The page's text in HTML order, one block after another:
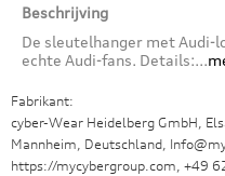
Beschrijving
De sleutelhanger met Audi-
echte Audi-fans. Details:...
Fabrikant:
cyber-Wear Heidelberg GmbH,
Mannheim, Deutschland,
https://mycybergroup.com, +49